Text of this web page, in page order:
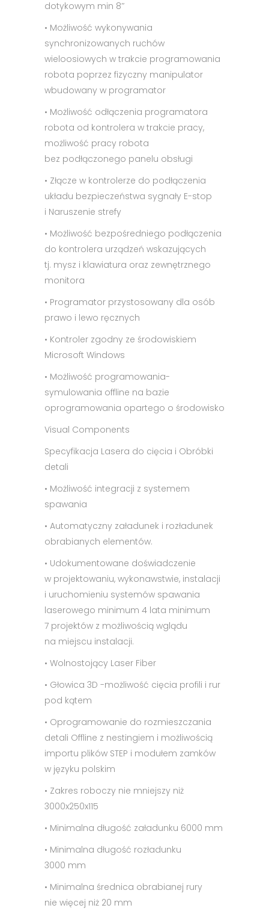
dotykowym min 8″
• Możliwość wykonywania
synchronizowanych ruchów
wieloosiowych w trakcie programowania
robota poprzez fizyczny manipulator
wbudowany w programator
• Możliwość odłączenia programatora
robota od kontrolera w trakcie pracy,
możliwość pracy robota
bez podłączonego panelu obsługi
• Złącze w kontrolerze do podłączenia
układu bezpieczeństwa sygnały E-stop
i Naruszenie strefy
• Możliwość bezpośredniego podłączenia
do kontrolera urządzeń wskazujących
tj. mysz i klawiatura oraz zewnętrznego
monitora
• Programator przystosowany dla osób
prawo i lewo ręcznych
• Kontroler zgodny ze środowiskiem
Microsoft Windows
• Możliwość programowania-
symulowania offline na bazie
oprogramowania opartego o środowisko
Visual Components
Specyfikacja Lasera do cięcia i Obróbki
detali
• Możliwość integracji z systemem
spawania
• Automatyczny załadunek i rozładunek
obrabianych elementów.
• Udokumentowane doświadczenie
w projektowaniu, wykonawstwie, instalacji
i uruchomieniu systemów spawania
laserowego minimum 4 lata minimum
7 projektów z możliwością wglądu
na miejscu instalacji.
• Wolnostojący Laser Fiber
• Głowica 3D -możliwość cięcia profili i rur
pod kątem
• Oprogramowanie do rozmieszczania
detali Offline z nestingiem i możliwością
importu plików STEP i modułem zamków
w języku polskim
• Zakres roboczy nie mniejszy niż
3000x250x115
• Minimalna długość załadunku 6000 mm
• Minimalna długość rozładunku
3000 mm
• Minimalna średnica obrabianej rury
nie więcej niż 20 mm